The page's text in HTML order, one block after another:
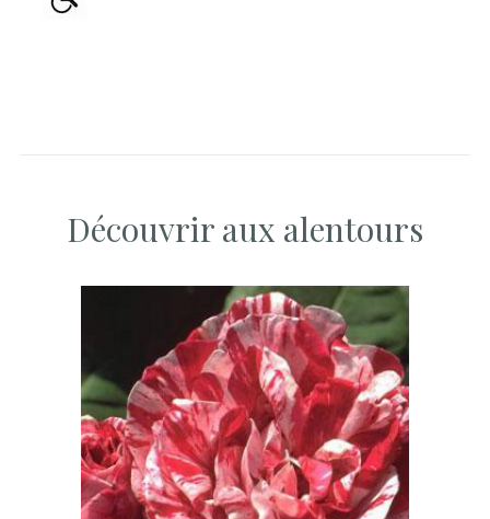
Découvrir aux alentours